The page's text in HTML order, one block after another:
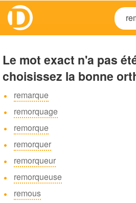
Le mot exact n'a pas
choisissez la bonne
remarque
remorquage
remorque
remorquer
remorqueur
remorqueuse
remous